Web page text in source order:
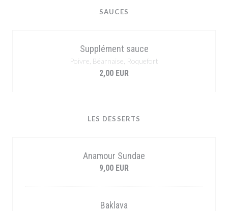
SAUCES
Supplément sauce
Poivre, Béarnaise, Roquefort
2,00 EUR
LES DESSERTS
Anamour Sundae
9,00 EUR
Baklava